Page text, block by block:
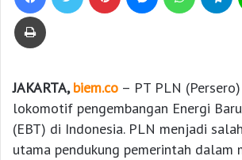
JAKARTA,biem.co – PT PLN
lokomotif pengembangan Energi
(EBT) di Indonesia. PLN menjadi
utama pendukung pemerintah dalam